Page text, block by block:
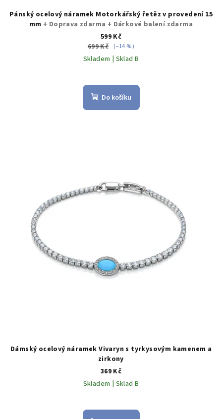
Pánský ocelový náramek Motorkářský řetěz v provedení 15
mm + Doprava zdarma + Dárkové balení zdarma
599 Kč
699 Kč (–14 %)
Skladem | Sklad B
hodnocení
produktu
Do košíku
Dámský ocelový náramek Vivaryn s tyrkysovým kamenem a
zirkony
369 Kč
Skladem | Sklad B